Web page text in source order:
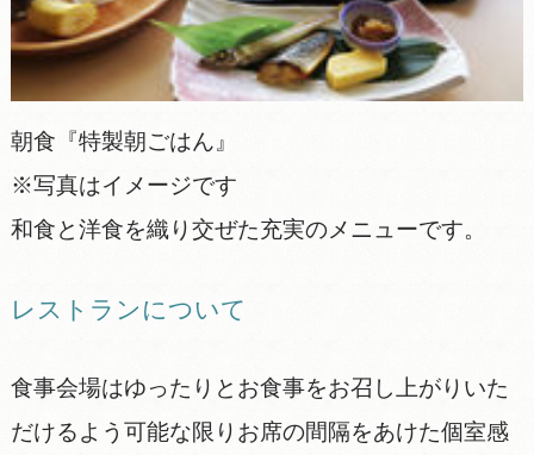
朝食『特製朝ごはん』
※写真はイメージです
和食と洋食を織り交ぜた充実のメニューです。
レストランについて
食事会場はゆったりとお食事をお召し上がりいた
だけるよう可能な限りお席の間隔をあけた個室感